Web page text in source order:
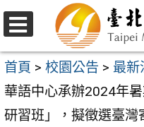
跳
至
主
要
內
選
單
首頁 > 校園公告 > 最新
華語中心承辦2024年
研習班」，擬徵選臺灣